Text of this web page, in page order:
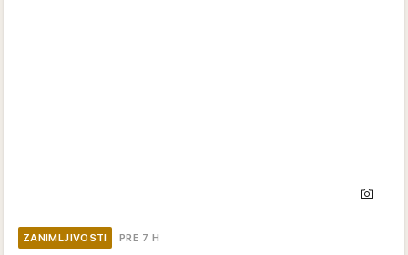
ZANIMLJIVOSTI PRE 7 H